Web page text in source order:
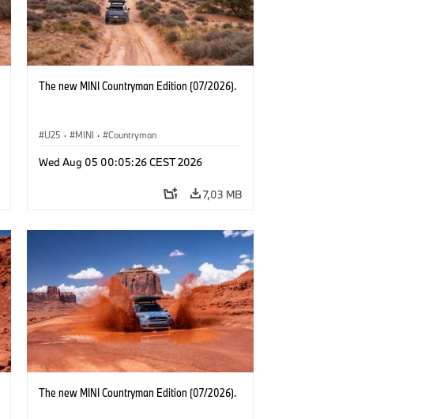
The new MINI Countryman Edition (07/2026).
U25 · MINI · Countryman
Wed Aug 05 00:05:26 CEST 2026
7,03 MB
The new MINI Countryman Edition (07/2026).